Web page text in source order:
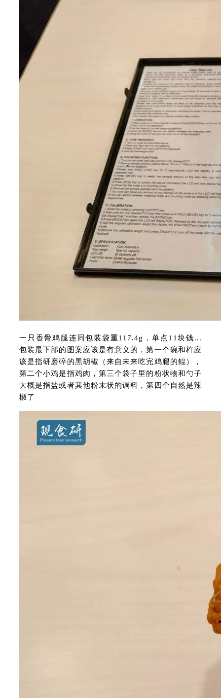
一只香骨鸡腿连同包装袋重117.4g，单点11块钱...
包装最下部的图案应该是有意义的，第一个碗和杵应
该是指研磨碎的黑胡椒（来自未来吃完鸡腿的鲲），
第二个小鸡是指鸡肉，第三个袋子里的粉状物和勺子
大概是指盐或者其他粉末状的调料，第四个自然是辣
椒了